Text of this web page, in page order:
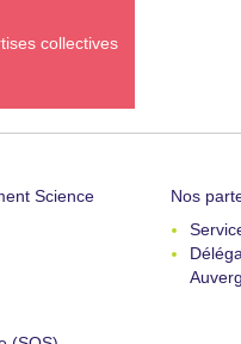
collectives
Science
Nos